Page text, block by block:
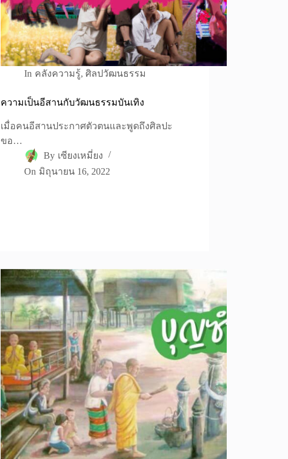
In คลังความรู้, ศิลปวัฒนธรรม
ความเป็นอีสานกับวัฒนธรรมบันเทิง
เมื่อคนอีสานประกาศตัวตนและพูดถึงศิลปะ
ขอ…
By เซียงเหมี่ยง
On มิถุนายน 16, 2022